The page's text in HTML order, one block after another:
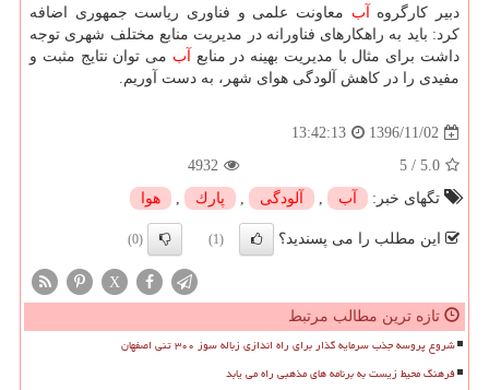
دبیر كارگروه آب معاونت علمی و فناوری ریاست جمهوری اضافه
كرد: باید به راهكارهای فناورانه در مدیریت منابع مختلف شهری توجه
داشت برای مثال با مدیریت بهینه در منابع آب می توان نتایج مثبت و
مفیدی را در كاهش آلودگی هوای شهر، به دست آوریم.
1396/11/02
13:42:13
5.0
/
5
4932
تگهای خبر:
آب , آلودگی , پارك , هوا
این مطلب را می پسندید؟ (1)
(0)
X
تازه ترین مطالب مرتبط
شروع پروسه جذب سرمایه گذار برای راه اندازی زباله سوز ۳۰۰ تنی اصفهان
فرهنگ محیط زیست به برنامه های مذهبی راه می یابد